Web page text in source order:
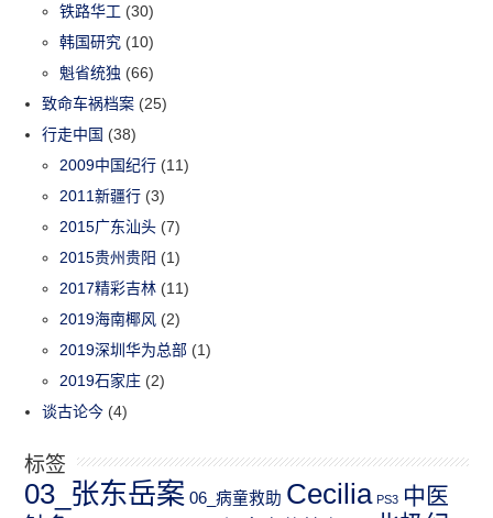
铁路华工 (30)
韩国研究 (10)
魁省统独 (66)
致命车祸档案 (25)
行走中国 (38)
2009中国纪行 (11)
2011新疆行 (3)
2015广东汕头 (7)
2015贵州贵阳 (1)
2017精彩吉林 (11)
2019海南椰风 (2)
2019深圳华为总部 (1)
2019石家庄 (2)
谈古论今 (4)
标签
03_张东岳案 06_病童救助 Cecilia PS3 中医